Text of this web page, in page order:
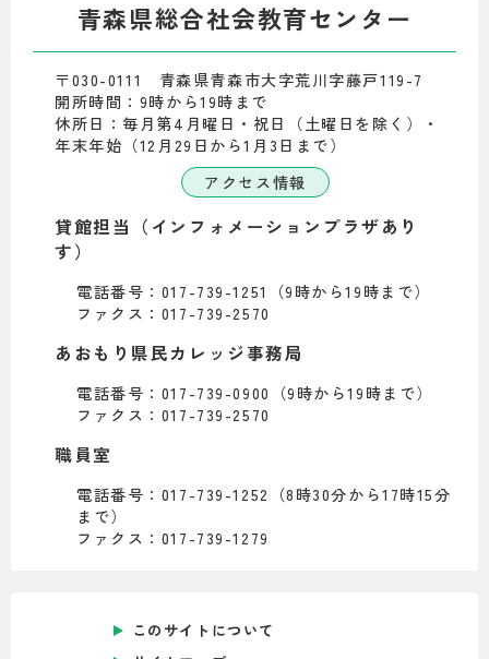
青森県総合社会教育センター
〒030-0111 青森県青森市大字荒川字藤戸119-7
開所時間：9時から19時まで
休所日：毎月第4月曜日・祝日（土曜日を除く）・
年末年始（12月29日から1月3日まで）
アクセス情報
貸館担当（インフォメーションプラザあり
す）
電話番号：017-739-1251（9時から19時まで）
ファクス：017-739-2570
あおもり県民カレッジ事務局
電話番号：017-739-0900（9時から19時まで）
ファクス：017-739-2570
職員室
電話番号：017-739-1252（8時30分から17時15分
まで）
ファクス：017-739-1279
このサイトについて